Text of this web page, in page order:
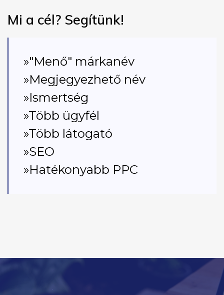
Mi a cél? Segítünk!
»"Menő" márkanév
»Megjegyezhető név
»Ismertség
»Több ügyfél
»Több látogató
»SEO
»Hatékonyabb PPC